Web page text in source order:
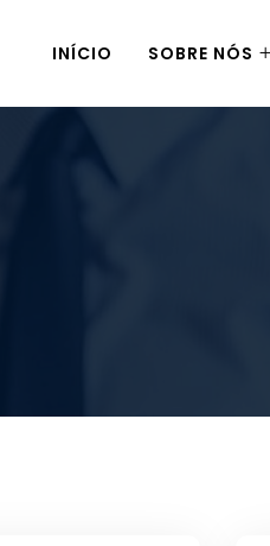
INÍCIO SOBRE NÓS